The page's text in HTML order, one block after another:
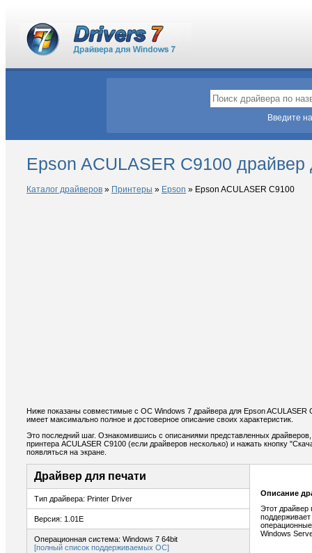
Введите
Epson ACULASER C9100
Каталог драйверов » Принтеры » Epson » Epson ACULASER C9100
Ниже показаны совместимые с ОС Windows 7 драйвера для Epson ACULASER
имеет максимально полное и достоверное описание своих характеристик.
Это последний шаг. Ознакомившись с описаниями представленных
принтера ACULASER C9100 (если драйверов несколько) и нажать кнопку
появляться на экране.
Драйвер для печати
Тип драйвера: Printer Driver
Версия: 1.01E
Операционная система: Windows 7 64bit
[полный список поддерживаемых ОС]
Описание
Этот драйвер
Windows